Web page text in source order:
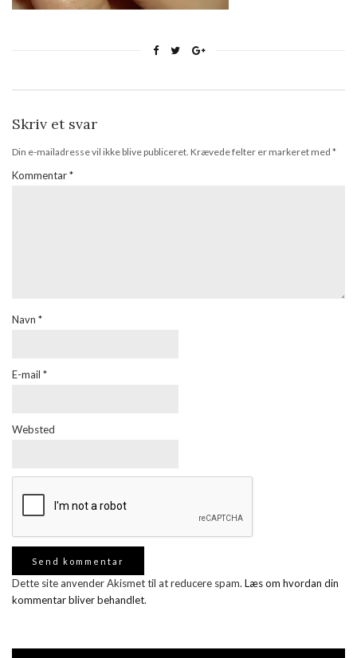
Skriv et svar
Din e-mailadresse vil ikke blive publiceret. Krævede felter er markeret med *
Kommentar*
Navn *
E-mail *
Websted
Dette site anvender Akismet til at reducere spam. Læs om hvordan din
kommentar bliver behandlet.